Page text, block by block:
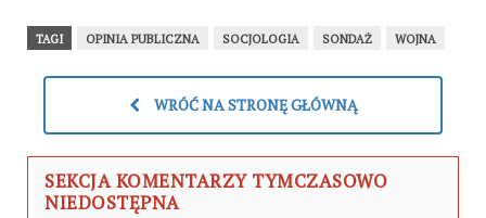
TAGI OPINIA PUBLICZNA SOCJOLOGIA SONDAŻ WOJNA
WRÓĆ NA STRONĘ GŁÓWNĄ
SEKCJA KOMENTARZY TYMCZASOWO
NIEDOSTĘPNA